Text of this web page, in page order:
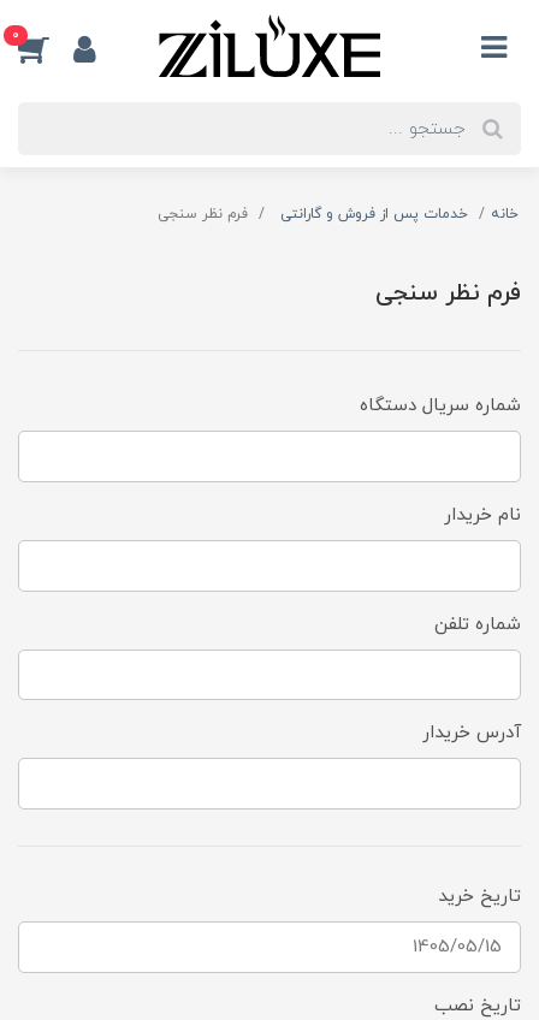
0
خانه خدمات پس از فروش و گارانتی فرم نظر سنجی
فرم نظر سنجی
شماره سریال دستگاه
نام خریدار
شماره تلفن
آدرس خریدار
تاریخ خرید
تاریخ نصب